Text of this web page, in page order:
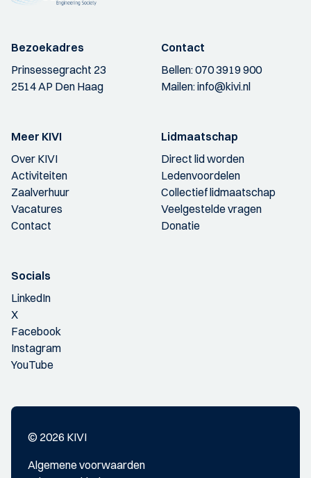
Bezoekadres
Prinsessegracht 23
2514 AP Den Haag
Contact
Bellen:070 3919 900
Mailen:info@kivi.nl
Meer KIVI
Over KIVI
Activiteiten
Zaalverhuur
Vacatures
Contact
Lidmaatschap
Direct lid worden
Ledenvoordelen
Collectief lidmaatschap
Veelgestelde vragen
Donatie
Socials
LinkedIn
X
Facebook
Instagram
YouTube
© 2026 KIVI
Algemene voorwaarden